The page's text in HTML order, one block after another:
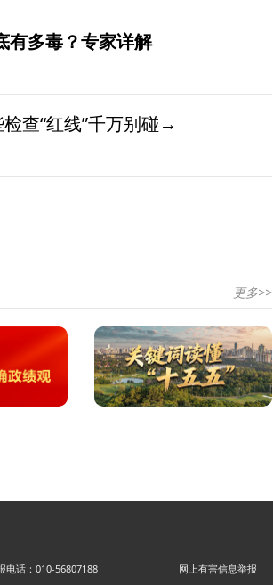
有多毒？专家详解
查“红线”千万别碰→
更多>>
电话：010-56807188
网上有害信息举报